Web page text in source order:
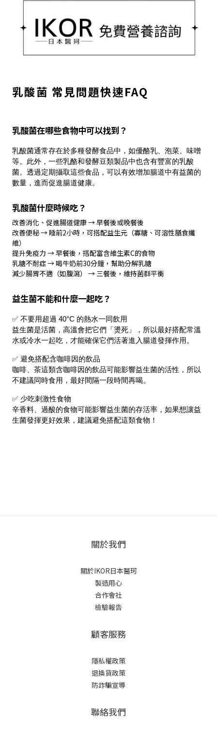
乳酸菌 常見問題快速FAQ
乳酸菌在哪些食物中可以找到？
乳酸菌通常存在於多種發酵食品中，如優酪乳、泡菜、味噌
等。此外，一些乳酪和發酵豆類製品中也含有豐富的乳酸
菌。透過定期攝取這些食品，可以有效增加腸道中有益菌的
數量，進而促進腸道健康。
乳酸菌什麼時候吃？
改善消化、促進腸道健康 → 早餐後或晚餐後
改善便秘 → 睡前2小時，可搭配益生元（寡糖、可溶性膳食纖
維）
提升免疫力 → 早餐後，搭配富含維生素C的食物
乳糖不耐症 → 喝牛奶前30分鐘，幫助分解乳糖
減少腸胃不適（如腹瀉） → 三餐後，維持菌群平衡
益生菌不能和什麼一起吃？
✅ 不要用超過 40°C 的熱水一同飲用
益生菌是活菌 ， 高溫會把它們「燙死」 ，所以最好搭配常溫
水或冷水一起吃，才能確保它們活著進入腸道發揮作用。
✅ 避免搭配含咖啡因的飲品
咖啡、茶這類含咖啡因的飲品可能影響益生菌的活性 ，所以
不建議同時食用，最好間隔一段時間再喝。
✅ 少吃刺激性食物
辛香料、過酸的食物可能影響益生菌的存活率 ，如果想讓益
生菌發揮更好效果，建議避免搭配這類食物！
關於我們
關於IKOR日本醫珂
製造用心
合作會社
檢驗報告
顧客服務
隱私權政策
退換貨政策
防詐騙宣導
聯絡我們